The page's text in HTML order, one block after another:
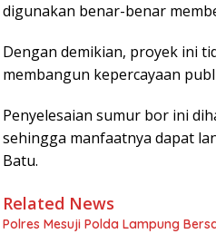
digunakan benar-benar
Dengan demikian, proyek ini
membangun kepercayaan
​Penyelesaian sumur bor ini
sehingga manfaatnya dapat
Batu.
Related News
Polres Mesuji Polda Lampung